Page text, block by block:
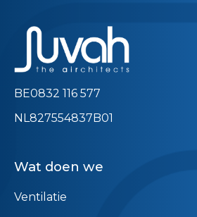
BE0832 116 577
NL827554837B01
Wat doen we
Ventilatie